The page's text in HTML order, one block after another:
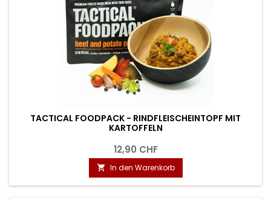
TACTICAL FOODPACK - RINDFLEISCHEINTOPF MIT
KARTOFFELN
12,90 CHF
 In den Warenkorb